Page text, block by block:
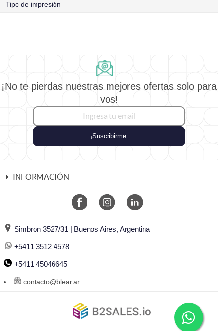
Tipo de impresión
¡No te pierdas nuestras mejores ofertas solo para
vos!
¡Suscribirme!
INFORMACIÓN
Simbron 3527/31 | Buenos Aires, Argentina
+5411 3512 4578
+5411 45046645
contacto@blear.ar